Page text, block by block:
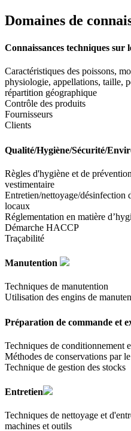
Domaines de
Connaissances techniques sur
Caractéristiques des poissons,
physiologie, appellations, taille,
répartition géographique
Contrôle des produits
Fournisseurs
Clients
Qualité/Hygiène/Sécurité/
Règles d'hygiène et de
vestimentaire
Entretien/nettoyage/désinfection
locaux
Réglementation en matière
Démarche HACCP
Traçabilité
Manutention
Techniques de manutention
Utilisation des engins de
Préparation de commande et
Techniques de conditionnement
Méthodes de conservations par
Technique de gestion des stocks
Entretien
Techniques de nettoyage et
machines et outils